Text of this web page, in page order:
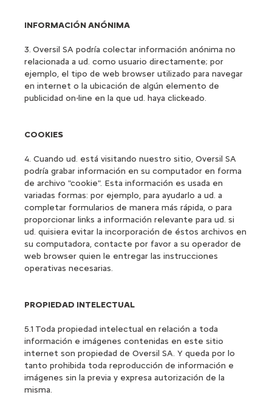
INFORMACIÓN ANÓNIMA
3. Oversil SA podría colectar información anónima no
relacionada a ud. como usuario directamente; por
ejemplo, el tipo de web browser utilizado para navegar
en internet o la ubicación de algún elemento de
publicidad on-line en la que ud. haya clickeado.
COOKIES
4. Cuando ud. está visitando nuestro sitio, Oversil SA
podría grabar información en su computador en forma
de archivo "cookie". Esta información es usada en
variadas formas: por ejemplo, para ayudarlo a ud. a
completar formularios de manera más rápida, o para
proporcionar links a información relevante para ud. si
ud. quisiera evitar la incorporación de éstos archivos en
su computadora, contacte por favor a su operador de
web browser quien le entregar las instrucciones
operativas necesarias.
PROPIEDAD INTELECTUAL
5.1 Toda propiedad intelectual en relación a toda
información e imágenes contenidas en este sitio
internet son propiedad de Oversil SA. Y queda por lo
tanto prohibida toda reproducción de información e
imágenes sin la previa y expresa autorización de la
misma.